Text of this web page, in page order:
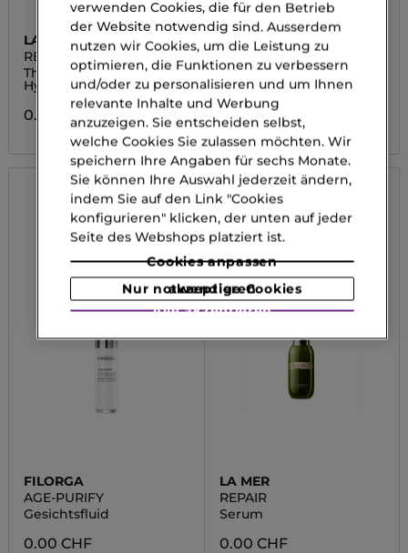
LA MER
REPAIR
The Revitalizing
Hydrating Serum
0.00 CHF
FILORGA
AGE-PURIFY
Gesichtsserum
0.00 CHF
FILORGA
AGE-PURIFY
Gesichtsfluid
0.00 CHF
LA MER
REPAIR
Serum
0.00 CHF
verwenden Cookies, die für den Betrieb
der Website notwendig sind. Ausserdem
nutzen wir Cookies, um die Leistung zu
optimieren, die Funktionen zu verbessern
und/oder zu personalisieren und um Ihnen
relevante Inhalte und Werbung
anzuzeigen. Sie entscheiden selbst,
welche Cookies Sie zulassen möchten. Wir
speichern Ihre Angaben für sechs Monate.
Sie können Ihre Auswahl jederzeit ändern,
indem Sie auf den Link "Cookies
konfigurieren" klicken, der unten auf jeder
Seite des Webshops platziert ist.
Cookies anpassen
Nur notwendige Cookies akzeptieren
Alle akzeptieren